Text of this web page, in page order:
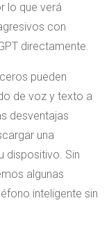
lo que verá
con
directamente.
pueden
de voz y texto a
desventajas
una
dispositivo. Sin
algunas
inteligente sin